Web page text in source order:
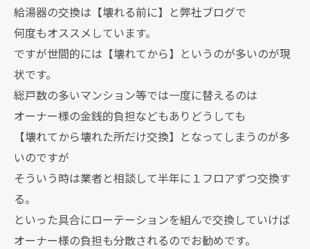
給湯器の交換は【壊れる前に】と弊社ブログで
何度もオススメしています。
ですが世間的には【壊れてから】というのが多いのが現
状です。
総戸数の多いマンション等では一度に替えるのは
オーナー様の金銭的負担などもありどうしても
【壊れてから壊れた所だけ交換】となってしまうのが多
いのですが
そういう時は業者と相談して半年に１フロアずつ交換す
る。
といった具合にローテーションを組んで交換していけば
オーナー様の負担も分散されるのでお勧めです。